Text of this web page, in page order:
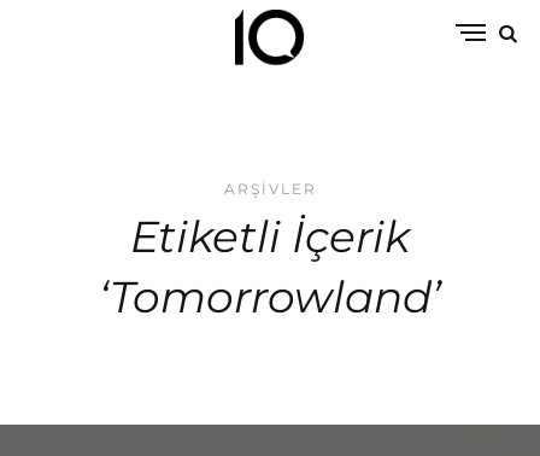
ARŞIVLER
Etiketli İçerik
‘Tomorrowland’